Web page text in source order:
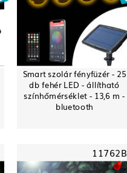
Smart szolár fényfüzér - 25
db fehér LED - állítható
színhőmérséklet - 13,6 m -
bluetooth
11762B